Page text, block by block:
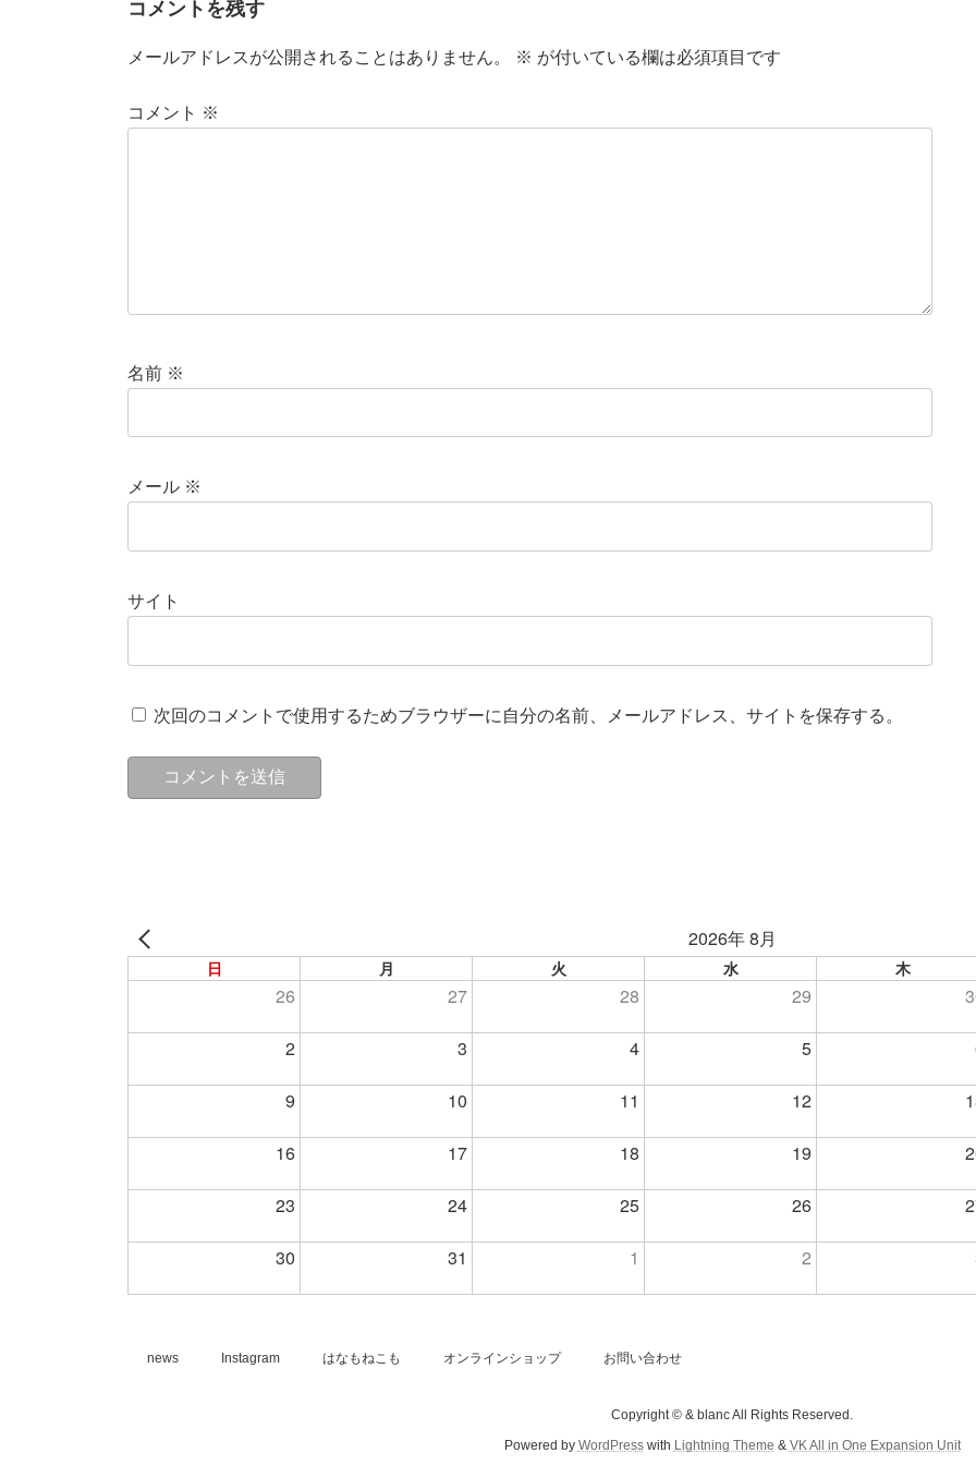
o
o
o
n
コメントを残す
メールアドレスが公開されることはありません。 ※ が付いている欄は必須項目です
コメント ※
名前 ※
メール ※
サイト
次回のコメントで使用するためブラウザーに自分の名前、メールアドレス、サイトを保存する。
2026年 8月
日 月 火 水 木
26 27 28 29
2 3 4 5
9 10 11 12
16 17 18 19
23 24 25 26
30 31 1 2
news Instagram はなもねこも オンラインショップ お問い合わせ
Copyright © & blanc All Rights Reserved.
Powered by WordPresswith Lightning Theme & VK All in One Expansion Unit